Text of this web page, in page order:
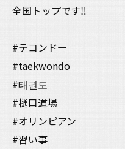
全国トップです‼️
#テコンドー
#taekwondo
#태권도
#樋口道場
#オリンピアン
#習い事